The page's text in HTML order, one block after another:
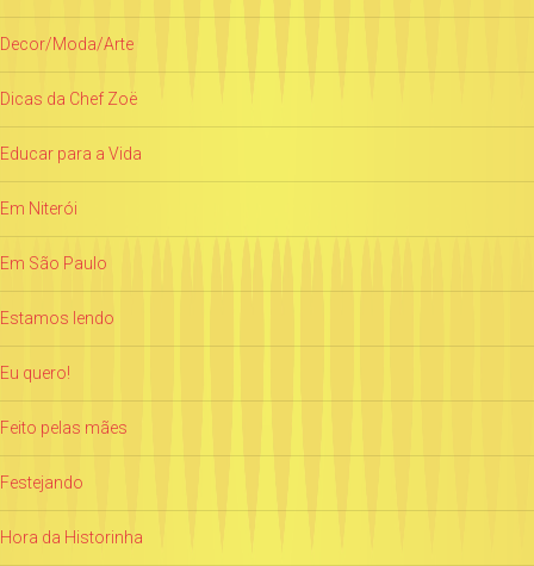
Decor/Moda/Arte
Dicas da Chef Zoë
Educar para a Vida
Em Niterói
Em São Paulo
Estamos lendo
Eu quero!
Feito pelas mães
Festejando
Hora da Historinha